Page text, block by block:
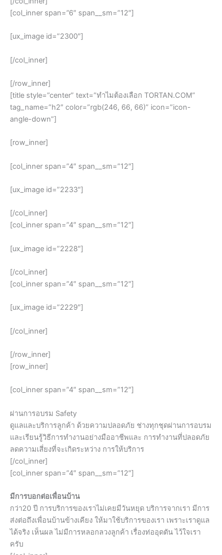
[col_inner span=”6″ span__sm=”12″]
[ux_image id=”2300″]
[/col_inner]
[/row_inner]
[title style=”center” text=”ทำไมต้องเลือก TORTAN.COM”
tag_name=”h2″ color=”rgb(246, 66, 66)” icon=”icon-
angle-down”]
[row_inner]
[col_inner span=”4″ span__sm=”12″]
[ux_image id=”2233″]
[/col_inner]
[col_inner span=”4″ span__sm=”12″]
[ux_image id=”2228″]
[/col_inner]
[col_inner span=”4″ span__sm=”12″]
[ux_image id=”2229″]
[/col_inner]
[/row_inner]
[row_inner]
[col_inner span=”4″ span__sm=”12″]
ผ่านการอบรม Safety
ดูแลและบริการลูกค้า ด้วยความปลอดภัย ช่างทุกชุดผ่านการอบรม
และเรียนรู้วิธีการทำงานอย่างมืออาชีพและ การทำงานที่ปลอดภัย
ลดความเสี่ยงที่จะเกิดระหว่าง การให้บริการ
[/col_inner]
[col_inner span=”4″ span__sm=”12″]
มีการบอกต่อเพื่อนบ้าน
กว่า20 ปี การบริการของเราไม่เคยมีวันหยุด บริการจากเรา มีการ
ส่งต่อถึงเพื่อนบ้านข้างเคียง ให้มาใช้บริการของเรา เพราะเราดูแล
ได้จริง เห็นผล ไม่มีการหลอกลวงลูกค้า เรื่องท่ออุดตัน ไว้ใจเรา
ครับ